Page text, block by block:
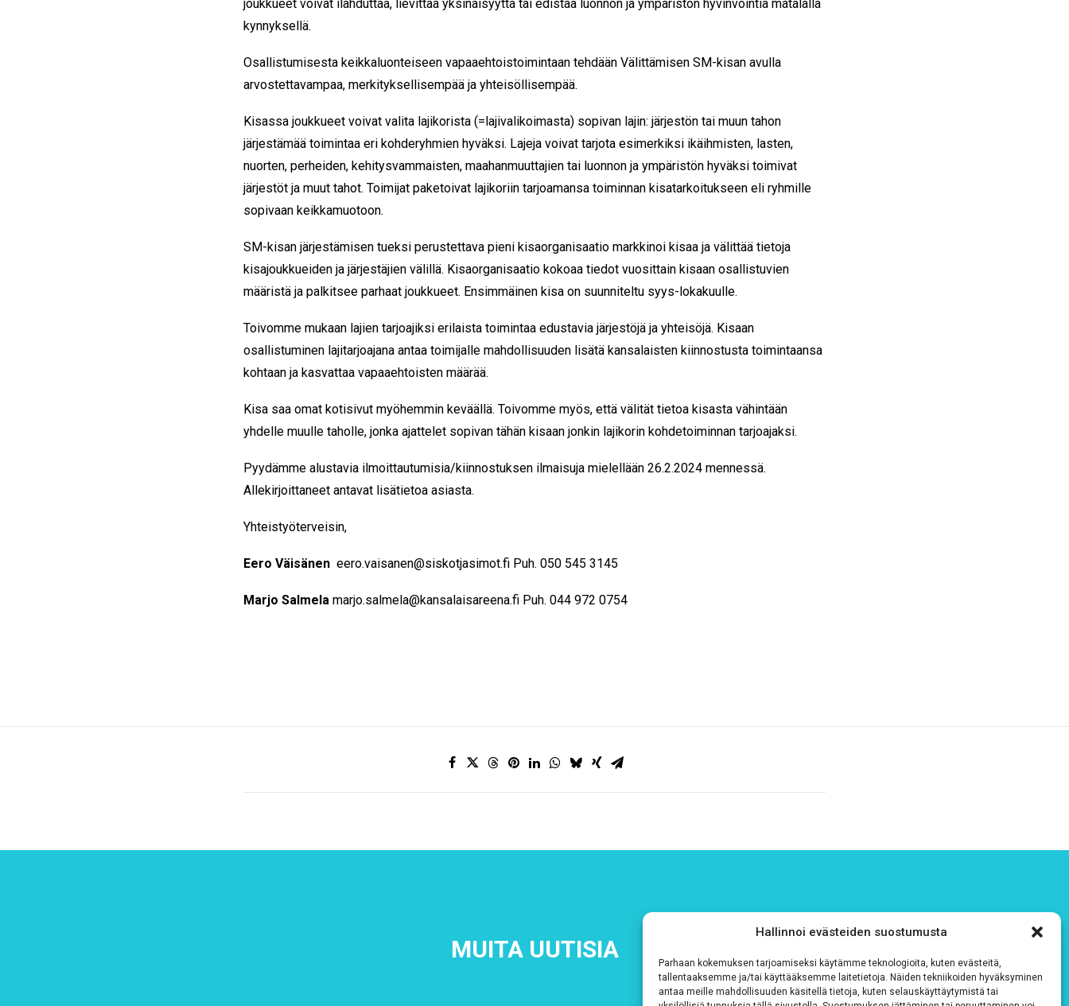
Hallinnoi evästeiden suostumusta
Parhaan kokemuksen tarjoamiseksi käytämme teknologioita, kuten evästeitä,
tallentaaksemme ja/tai käyttääksemme laitetietoja. Näiden tekniikoiden hyväksyminen
antaa meille mahdollisuuden käsitellä tietoja, kuten selauskäyttäytymistä tai
joukkueet voivat ilahduttaa, lievittää yksinäisyyttä tai edistää luonnon ja ympäristön hyvinvointia matalalla
kynnyksellä.
Osallistumisesta keikkaluonteiseen vapaaehtoistoimintaan tehdään Välittämisen SM-kisan avulla
arvostettavampaa, merkityksellisempää ja yhteisöllisempää.
Kisassa joukkueet voivat valita lajikorista (=lajivalikoimasta) sopivan lajin: järjestön tai muun tahon
järjestämää toimintaa eri kohderyhmien hyväksi. Lajeja voivat tarjota esimerkiksi ikäihmisten, lasten,
nuorten, perheiden, kehitysvammaisten, maahanmuuttajien tai luonnon ja ympäristön hyväksi toimivat
järjestöt ja muut tahot. Toimijat paketoivat lajikoriin tarjoamansa toiminnan kisatarkoitukseen eli ryhmille
sopivaan keikkamuotoon.
SM-kisan järjestämisen tueksi perustettava pieni kisaorganisaatio markkinoi kisaa ja välittää tietoja
kisajoukkueiden ja järjestäjien välillä. Kisaorganisaatio kokoaa tiedot vuosittain kisaan osallistuvien
määristä ja palkitsee parhaat joukkueet. Ensimmäinen kisa on suunniteltu syys-lokakuulle.
Toivomme mukaan lajien tarjoajiksi erilaista toimintaa edustavia järjestöjä ja yhteisöjä. Kisaan
osallistuminen lajitarjoajana antaa toimijalle mahdollisuuden lisätä kansalaisten kiinnostusta toimintaansa
kohtaan ja kasvattaa vapaaehtoisten määrää.
Kisa saa omat kotisivut myöhemmin keväällä. Toivomme myös, että välität tietoa kisasta vähintään
yhdelle muulle taholle, jonka ajattelet sopivan tähän kisaan jonkin lajikorin kohdetoiminnan tarjoajaksi.
Pyydämme alustavia ilmoittautumisia/kiinnostuksen ilmaisuja mielellään 26.2.2024 mennessä.
Allekirjoittaneet antavat lisätietoa asiasta.
Yhteistyöterveisin,
Eero Väisänen eero.vaisanen@siskotjasimot.fi Puh. 050 545 3145
Marjo Salmela marjo.salmela@kansalaisareena.fi Puh. 044 972 0754
MUITA UUTISIA